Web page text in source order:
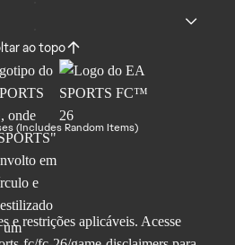
ao topo
(Includes Random Items)
e restrições aplicáveis. Acesse